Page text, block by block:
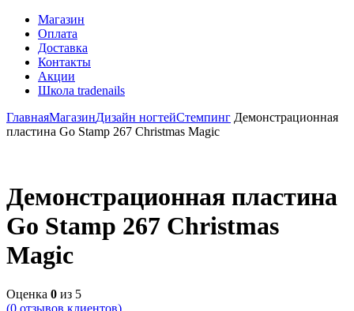
Магазин
Оплата
Доставка
Контакты
Акции
Школа tradenails
ГлавнаяМагазинДизайн ногтейСтемпинг Демонстрационная
пластина Go Stamp 267 Christmas Magic
Демонстрационная пластина
Go Stamp 267 Christmas
Magic
Оценка 0 из 5
(0 отзывов клиентов)